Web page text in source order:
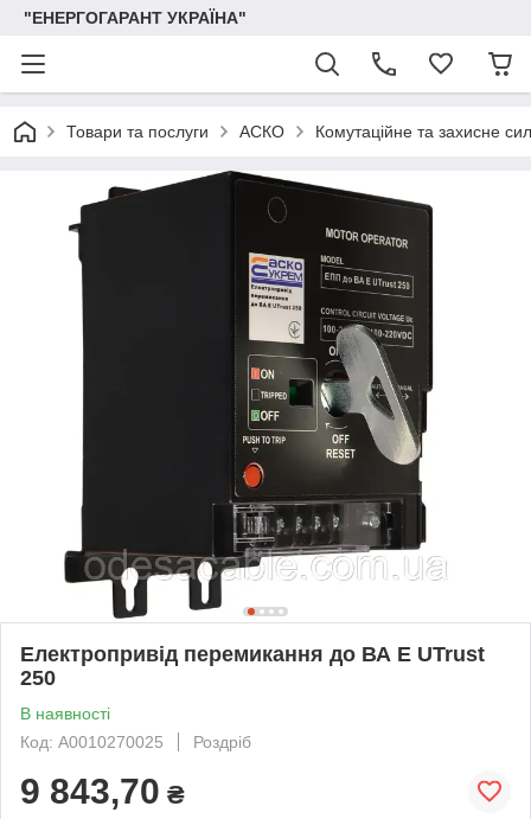
"ЕНЕРГОГАРАНТ УКРАЇНА"
Товари та послуги АСКО Комутаційне та захисне
Електропривід перемикання до ВА E UTrust
250
В наявності
Код: A0010270025
Роздріб
9 843,70 ₴